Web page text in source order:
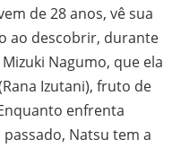
de 28 anos, vê sua
ao descobrir, durante
Nagumo, que ela
Izutani), fruto de
enfrenta
Natsu tem a